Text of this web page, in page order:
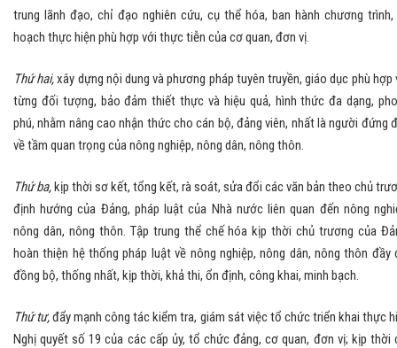
trung lãnh đạo, chỉ đạo nghiên cứu, cụ thể hóa, ban hành chương trình,
hoạch thực hiện phù hợp với thực tiễn của cơ quan, đơn vị.
Thứ hai,xây dựng nội dung và phương pháp tuyên truyền, giáo dục phù hợp
từng đối tượng, bảo đảm thiết thực và hiệu quả, hình thức đa dạng,
phú, nhằm nâng cao nhận thức cho cán bộ, đảng viên, nhất là người đứng
về tầm quan trọng của nông nghiệp, nông dân, nông thôn.
Thứ ba,kịp thời sơ kết, tổng kết, rà soát, sửa đổi các văn bản theo chủ
định hướng của Đảng, pháp luật của Nhà nước liên quan đến nông
nông dân, nông thôn. Tập trung thể chế hóa kịp thời chủ trương của
hoàn thiện hệ thống pháp luật về nông nghiệp, nông dân, nông thôn đầy
đồng bộ, thống nhất, kịp thời, khả thi, ổn định, công khai, minh bạch.
Thứ tư,đẩy mạnh công tác kiểm tra, giám sát việc tổ chức triển khai thực
Nghị quyết số 19 của các cấp ủy, tổ chức đảng, cơ quan, đơn vị; kịp thời